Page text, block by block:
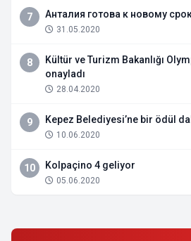
7 Анталия готова к новому
31.05.2020
8
Kültür ve Turizm Bakanlığı
onayladı
28.04.2020
9 Kepez Belediyesi’ne bir ödül
10.06.2020
10 Kolpaçino 4 geliyor
05.06.2020